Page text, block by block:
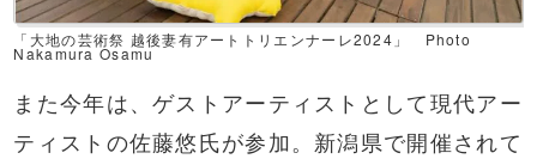
「大地の芸術祭 越後妻有アートトリエンナーレ2024」 Photo
Nakamura Osamu
また今年は、ゲストアーティストとして現代アー
ティストの佐藤悠氏が参加。新潟県で開催されて